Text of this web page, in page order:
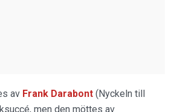
av Frank Darabont (Nyckeln till
men den möttes av